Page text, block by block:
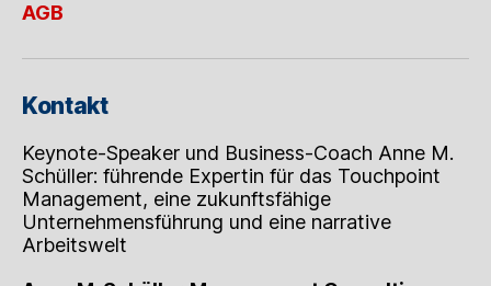
AGB
Kontakt
Keynote-Speaker und Business-Coach Anne M.
Schüller: führende Expertin für das Touchpoint
Management, eine zukunftsfähige
Unternehmensführung und eine narrative
Arbeitswelt